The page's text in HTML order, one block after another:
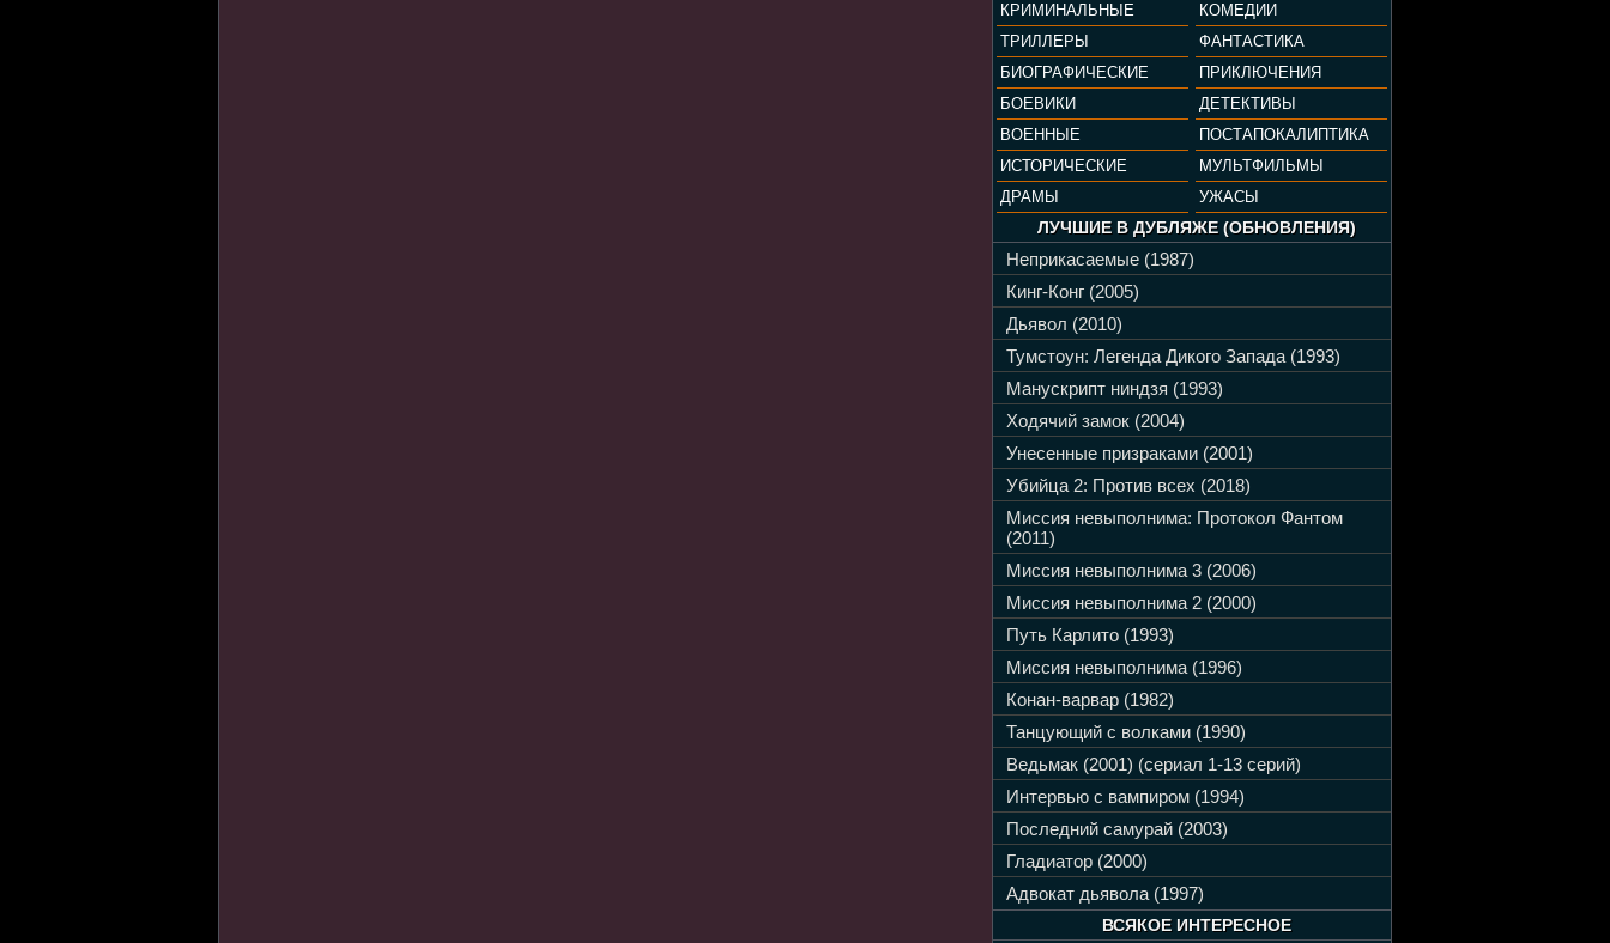
КРИМИНАЛЬНЫЕ
КОМЕДИИ
ТРИЛЛЕРЫ
ФАНТАСТИКА
БИОГРАФИЧЕСКИЕ
ПРИКЛЮЧЕНИЯ
БОЕВИКИ
ДЕТЕКТИВЫ
ВОЕННЫЕ
ПОСТАПОКАЛИПТИКА
ИСТОРИЧЕСКИЕ
МУЛЬТФИЛЬМЫ
ДРАМЫ
УЖАСЫ
ЛУЧШИЕ В ДУБЛЯЖЕ (ОБНОВЛЕНИЯ)
Неприкасаемые (1987)
Кинг-Конг (2005)
Дьявол (2010)
Тумстоун: Легенда Дикого Запада (1993)
Манускрипт ниндзя (1993)
Ходячий замок (2004)
Унесенные призраками (2001)
Убийца 2: Против всех (2018)
Миссия невыполнима: Протокол Фантом
(2011)
Миссия невыполнима 3 (2006)
Миссия невыполнима 2 (2000)
Путь Карлито (1993)
Миссия невыполнима (1996)
Конан-варвар (1982)
Танцующий с волками (1990)
Ведьмак (2001) (сериал 1-13 серий)
Интервью с вампиром (1994)
Последний самурай (2003)
Гладиатор (2000)
Адвокат дьявола (1997)
ВСЯКОЕ ИНТЕРЕСНОЕ